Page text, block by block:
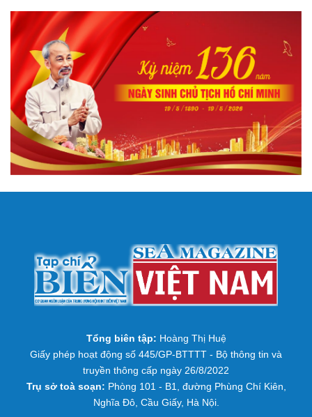
Tổng biên tập: Hoàng Thị Huệ
Giấy phép hoạt động số 445/GP-BTTTT - Bộ thông tin và
truyền thông cấp ngày 26/8/2022
Trụ sở toà soạn: Phòng 101 - B1, đường Phùng Chí Kiên,
Nghĩa Đô, Cầu Giấy, Hà Nội.